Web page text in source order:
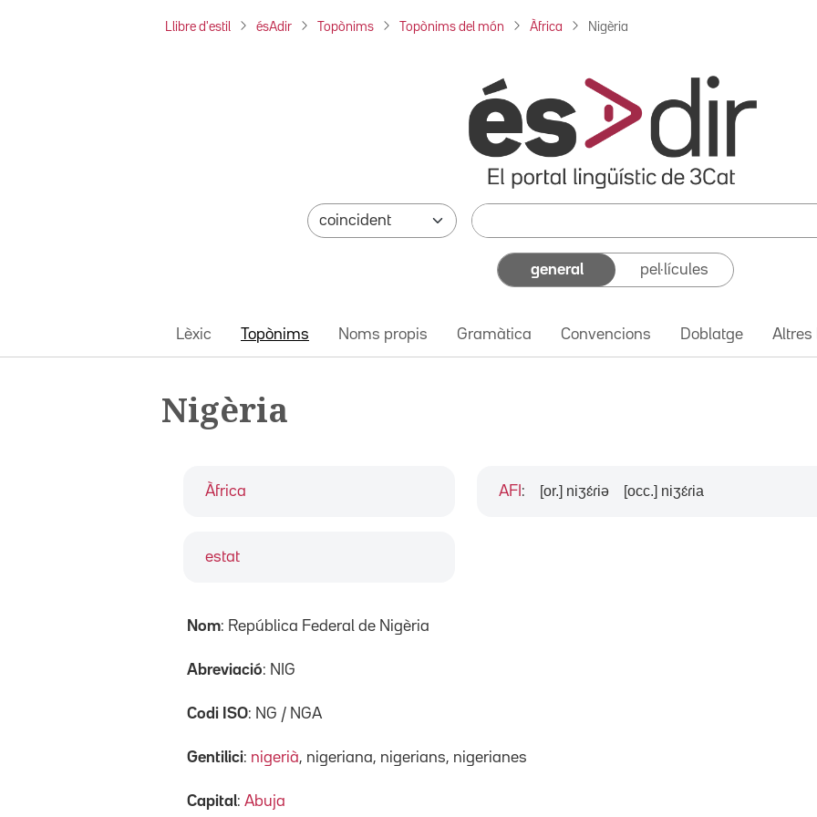
Llibre d'estil ésAdir Topònims Topònims del món Àfrica Nigèria
general pel·lícules
Lèxic Topònims Noms propis Gramàtica Convencions Doblatge Altres
Nigèria
Àfrica
estat
AFI : [or.] niʒɛ́ɾiə [occ.] niʒɛ́ɾia
Nom: República Federal de Nigèria
Abreviació: NIG
Codi ISO: NG / NGA
Gentilici: nigerià, nigeriana, nigerians, nigerianes
Capital: Abuja